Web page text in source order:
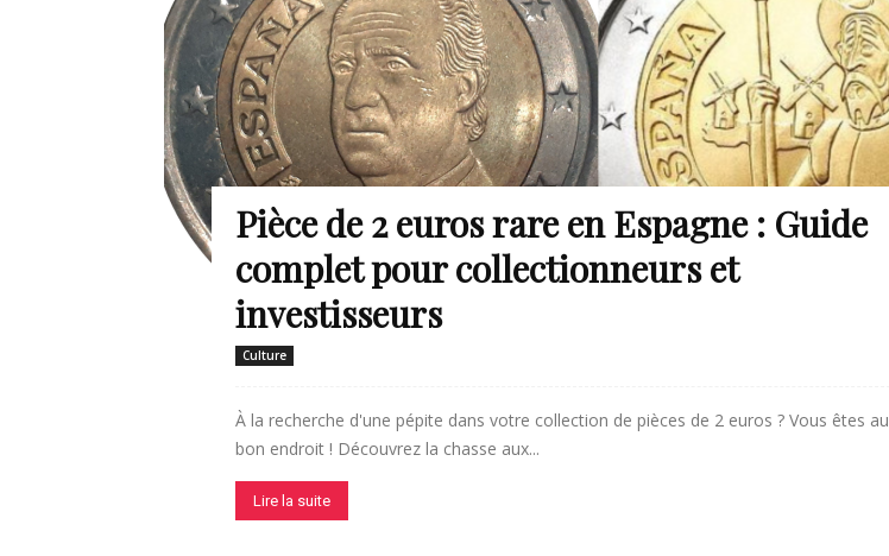
Pièce de 2 euros rare en Espagne : Guide
complet pour collectionneurs et
investisseurs
Culture
À la recherche d'une pépite dans votre collection de pièces de 2 euros ? Vous êtes au
bon endroit ! Découvrez la chasse aux...
Lire la suite